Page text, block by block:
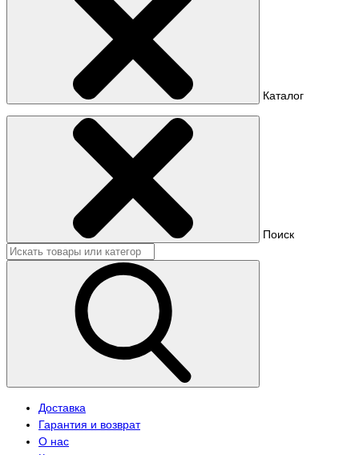
Каталог
Поиск
Доставка
Гарантия и возврат
О нас